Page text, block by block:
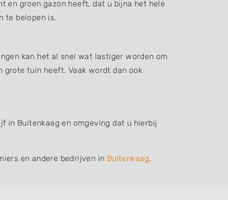
en groen gazon heeft, dat u bijna het hele
te belopen is.
kan het al snel wat lastiger worden om
grote tuin heeft. Vaak wordt dan ook
in Buitenkaag en omgeving dat u hierbij
en andere bedrijven in Buitenkaag.